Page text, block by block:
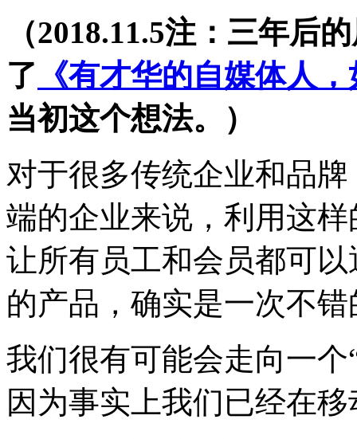
（2018.11.5注：三年后
了 《有才华的自媒体人
当初这个想法。）
对于很多传统企业和品
端的企业来说，利用这
让所有员工和会员都可
的产品，确实是一次不
我们很有可能会走向一
因为事实上我们已经在